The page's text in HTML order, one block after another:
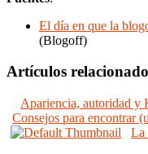
El día en que la
(Blogoff)
Artículos
Apariencia, autoridad y
Consejos para encontrar
La